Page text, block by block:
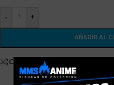
-
+
AÑADIR AL
Comparar Añadir a la